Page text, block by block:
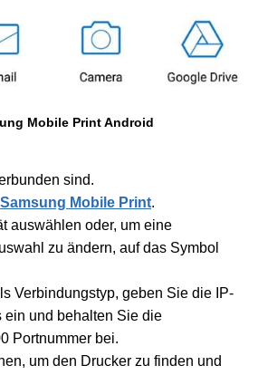
Mobile Print Android
sind.
Samsung Mobile Print.
auswählen oder, um eine
zu ändern, auf das Symbol
Verbindungstyp, geben Sie die IP-
ein und behalten Sie die
Portnummer bei.
um den Drucker zu finden und